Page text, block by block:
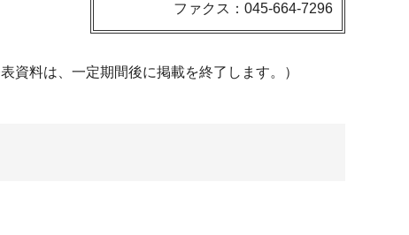
ファクス：045-664-7296
資料は、一定期間後に掲載を終了します。）